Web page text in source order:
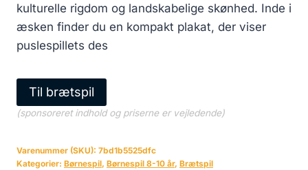
179.00 kr..119.00 kr..
kulturelle rigdom og landskabelige skønhed. Inde i
æsken finder du en kompakt plakat, der viser
puslespillets des
Til brætspil
(sponsoreret indhold og priserne er vejledende)
Varenummer (SKU): 7bd1b5525dfc
Kategorier: Børnespil, Børnespil 8-10 år, Brætspil